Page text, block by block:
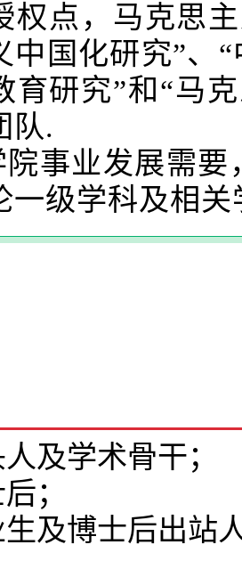
权点，马克思
中国化研究”、
育研究”和“马
队.
业发展需要
一级学科及相
及学术骨干；
；
及博士后出站